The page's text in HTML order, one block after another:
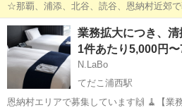
☆那覇、浦添、北谷、読谷、恩納村近郊で募集です☆
き増員募集★ ★ダブルワークOK★ ■継続的に長期希望の方を優先させ
て頂きます■ ■子育て中で子連れでお仕事をしたい方もご相談下さい◾️
弊社は民泊運営...
沖縄 那覇市 美栄橋駅 清掃
業務拡大につき、清
1件あたり5,000円〜
N.LaBo
てだこ浦西駅
恩納村エリアで募集しています🙌 🧹【業務形態】 ・業務委託 🏠【業